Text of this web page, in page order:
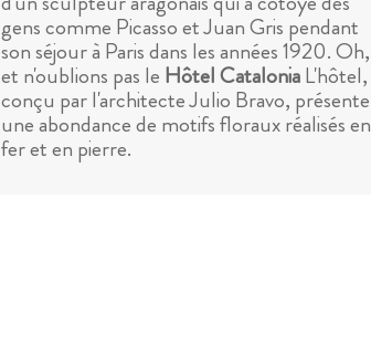
gens comme Picasso et Juan Gris pendant
son séjour à Paris dans les années 1920. Oh,
et n'oublions pas le Hôtel CataloniaL'hôtel,
conçu par l'architecte Julio Bravo, présente
une abondance de motifs floraux réalisés en
fer et en pierre.